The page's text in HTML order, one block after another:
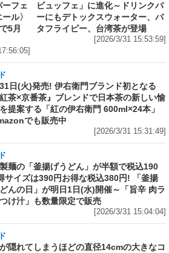
フェ
ル〉
5月
ビュッフェ」に進化～ドリンクバ
ーにもデトックスウォーター、バ
タフライピー、台湾茶が登場
[2026/3/31 15:53:59]
日(火)発売! 伊右衛門ブランド初となる
紅茶×京番茶』ブレンドで日本茶の新しい愉
提案する「紅の伊右衛門 600ml×24本」
でも販売中
[2026/3/31 15:31:49]
麺の「釜揚げうどん」が半額で税込190
サイズは390円お得な税込380円! 「釜揚
んの日」が明日1日(水)開催～「旨辛 肉ラ
け汁」も数量限定で販売
[2026/3/31 15:04:04]
隠れてしまうほどの直径14cmの大きなコ